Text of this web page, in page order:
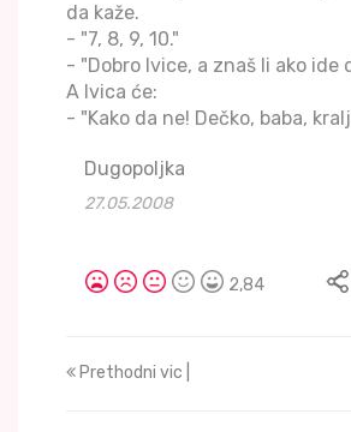
da kaže.
- "7, 8, 9, 10."
- "Dobro Ivice, a znaš li ako ide
A Ivica će:
- "Kako da ne! Dečko, baba,
Dugopoljka
27.05.2008
2,84
Prethodni vic |